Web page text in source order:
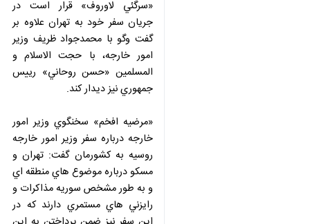
معاون آسيا و اقيانوسيه وزارت
امور خارجه قرار گرفت.
به گزارش خبرنگار سياسي ايرنا،
«سرگئي لاوروف» قرار است در جريان
محمدجواد ظريف وزير امور خارجه، با
حجت الاسلام و المسلمين «حسن
روحاني» رييس جمهوري نيز ديدار كند.
«مرضيه افخم» سخنگوي وزير امور
خارجه درباره سفر وزير امور خارجه